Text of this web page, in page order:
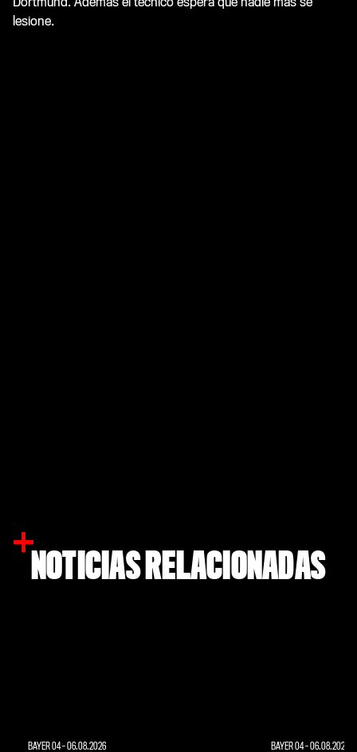
lesione.
NOTICIAS RELACIONADAS
BAYER 04-06.08.2026 BAYER 04-06.08.2026